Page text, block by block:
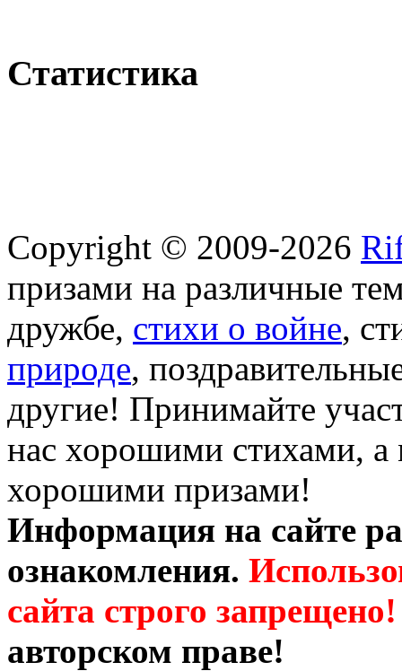
Статистика
Copyright © 2009-2026
призами на различные
дружбе, стихи о войне,
природе,
другие! Принимайте
нас хорошими стихами, а
хорошими призами!
Информация на сайте
ознакомления.
сайта строго запрещено!
авторском праве!